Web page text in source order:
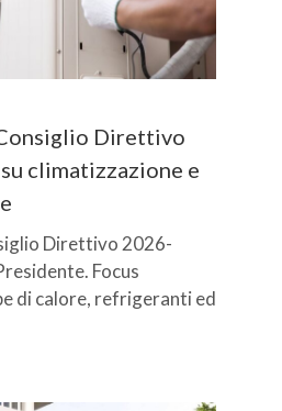
Direttivo
climatizzazione e
Direttivo 2026-
Focus
di calore, refrigeranti ed